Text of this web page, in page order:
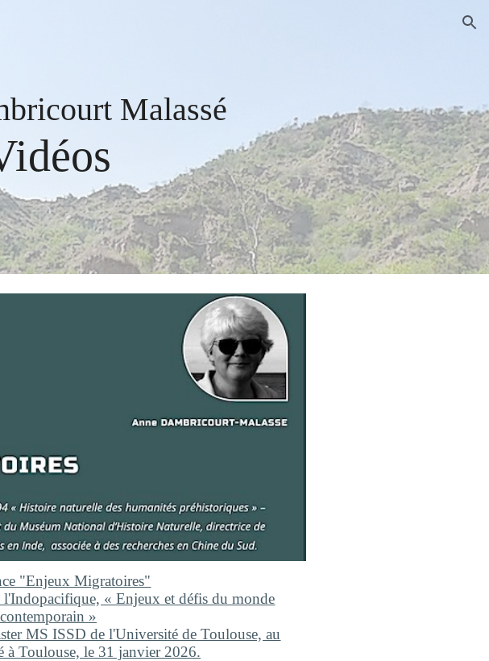
Malassé
"Enjeux Migratoires"
l'Indopacifique, « Enjeux et défis du monde
contemporain »
MS ISSD de l'Université de Toulouse, au
à Toulouse, le 31 janvier 2026.